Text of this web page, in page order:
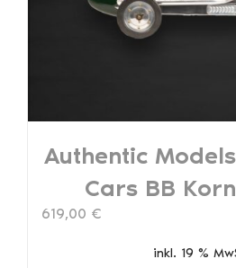
Authentic
Cars BB
619,00 €
inkl. 19 %